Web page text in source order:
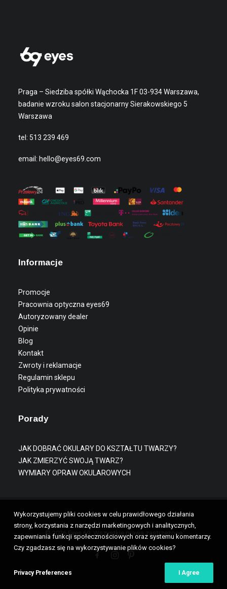
Praga – Siedziba spółki Wąchocka 1F 03-934 Warszawa,
badanie wzroku salon stacjonarny Sierakowskiego 5
Warszawa
tel: 513 239 469
email: hello@eyes69.com
Informacje
Promocje
Pracownia optyczna eyes69
Autoryzowany dealer
Opinie
Blog
Kontakt
Zwroty i reklamacje
Regulamin sklepu
Polityka prywatności
Porady
JAK DOBRAĆ OKULARY DO KSZTAŁTU TWARZY?
JAK ZMIERZYĆ SWOJĄ TWARZ?
WYMIARY OPRAW OKULAROWYCH
© 2026 Eyes 69. Wszystkie prawa zastrzeżone
Wykorzystujemy pliki cookies w celu prawidłowego działania
strony, korzystania z narzędzi marketingowych i analitycznych,
zapewniania funkcji społecznościowych oraz systemu komentarzy.
Czy zgadzasz się na wykorzystywanie plików cookies?
Privacy Preferences I Agree